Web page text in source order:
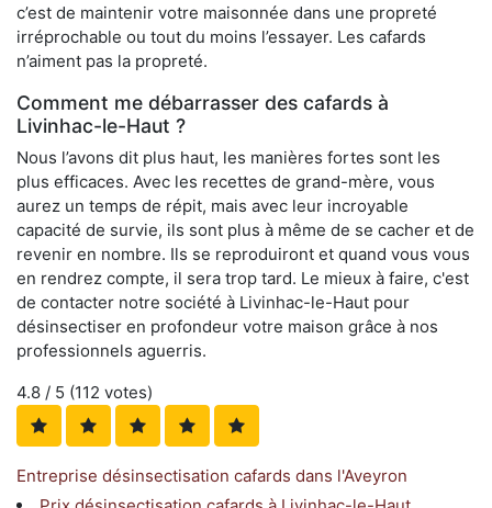
c’est de maintenir votre maisonnée dans une propreté
irréprochable ou tout du moins l’essayer. Les cafards
n’aiment pas la propreté.
Comment me débarrasser des cafards à
Livinhac-le-Haut ?
Nous l’avons dit plus haut, les manières fortes sont les
plus efficaces. Avec les recettes de grand-mère, vous
aurez un temps de répit, mais avec leur incroyable
capacité de survie, ils sont plus à même de se cacher et de
revenir en nombre. Ils se reproduiront et quand vous vous
en rendrez compte, il sera trop tard. Le mieux à faire, c'est
de contacter notre société à Livinhac-le-Haut pour
désinsectiser en profondeur votre maison grâce à nos
professionnels aguerris.
4.8 / 5 (112 votes)
Entreprise désinsectisation cafards dans l'Aveyron